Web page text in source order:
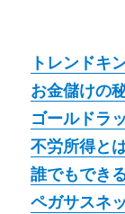
トレンドキ
お金儲けの
ゴールドラ
不労所得と
誰でもでき
ペガサスネ